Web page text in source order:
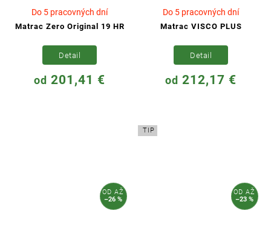
Matrac Zero Original 19 HR
Do 5 pracovných dní
od 201,41 €
Detail
Matrac VISCO PLUS
Do 5 pracovných dní
od 212,17 €
Detail
ODAŽ
–26 %
TIP
ODAŽ
–23 %